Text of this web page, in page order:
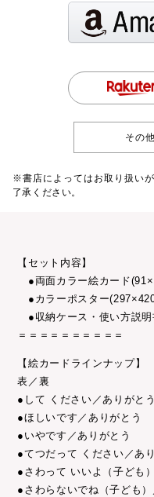
その
※書店によってはお取り扱い
了承ください。
【セット内容】
●両面カラー絵カード
●カラーポスター
●収納ケース・使い方説明
＝＝＝＝＝＝＝＝＝＝
【絵カードラインナップ】
表／裏
●して ください／ありがとう
●ほしいです／ありがとう
●いやです／ありがとう
●てつだって ください／あ
●さわって いいよ（子ども
●さわらないでね（子ども